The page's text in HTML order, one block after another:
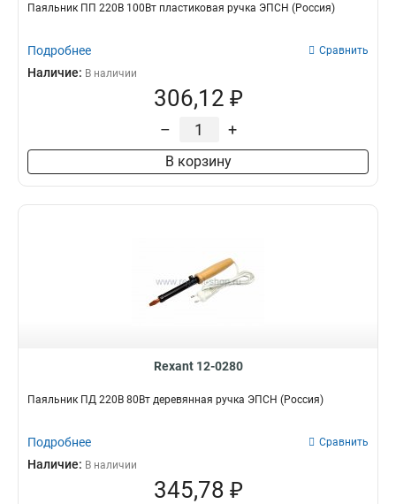
Паяльник ПП 220В 100Вт пластиковая ручка ЭПСН (Россия)
Подробнее Сравнить
Наличие: В наличии
306,12 ₽
– +
В корзину
Rexant 12-0280
Паяльник ПД 220В 80Вт деревянная ручка ЭПСН (Россия)
Подробнее Сравнить
Наличие: В наличии
345,78 ₽